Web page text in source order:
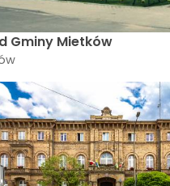
Gminy Mietków